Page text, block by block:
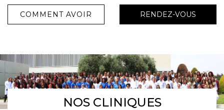
COMMENT AVOIR RENDEZ-VOUS
NOS CLINIQUES